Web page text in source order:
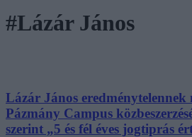
#Lázár János
Lázár János
Pázmány Campus
szerint „5 és fél éves jogtiprás